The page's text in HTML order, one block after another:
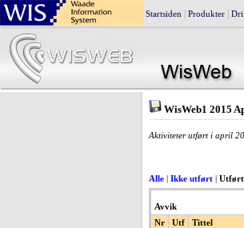
Startsiden Produkter
WisWeb1 2015
Aktiviteter utført i april
Alle Ikke utført Utført
Avvik
Nr
Utf Tittel